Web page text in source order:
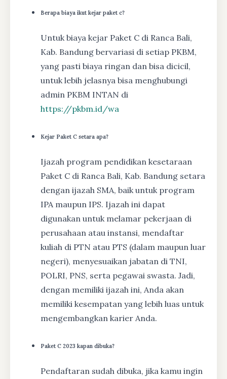
Berapa biaya ikut kejar paket c?
Untuk biaya kejar Paket C di Ranca Bali,
Kab. Bandung bervariasi di setiap PKBM,
yang pasti biaya ringan dan bisa dicicil,
untuk lebih jelasnya bisa menghubungi
admin PKBM INTAN di
https://pkbm.id/wa
Kejar Paket C setara apa?
Ijazah program pendidikan kesetaraan
Paket C di Ranca Bali, Kab. Bandung setara
dengan ijazah SMA, baik untuk program
IPA maupun IPS. Ijazah ini dapat
digunakan untuk melamar pekerjaan di
perusahaan atau instansi, mendaftar
kuliah di PTN atau PTS (dalam maupun luar
negeri), menyesuaikan jabatan di TNI,
POLRI, PNS, serta pegawai swasta. Jadi,
dengan memiliki ijazah ini, Anda akan
memiliki kesempatan yang lebih luas untuk
mengembangkan karier Anda.
Paket C 2023 kapan dibuka?
Pendaftaran sudah dibuka, jika kamu ingin